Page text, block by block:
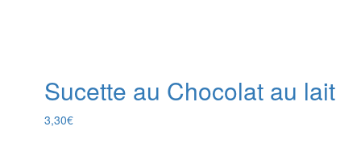
Sucette au Chocolat au lait
3,30€